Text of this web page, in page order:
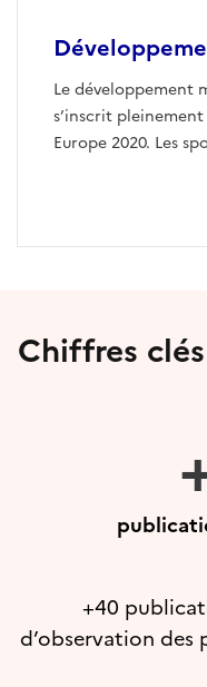
Le développement
s’inscrit
Europe 2020. Les
Chiffres clés
+40
d’observation